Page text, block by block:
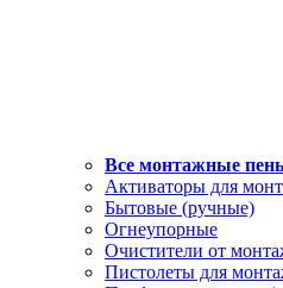
Все монтажные
Активаторы для
Бытовые (ручные)
Огнеупорные
Очистители от
Пистолеты для